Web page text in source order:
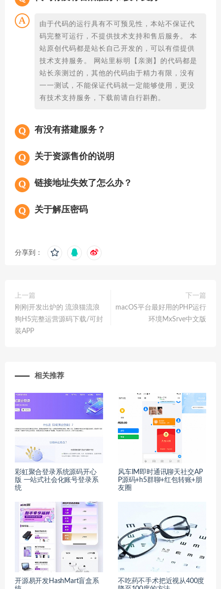
由于代码的运行具有不可预见性，本站不保证代
码完整可运行，不提供技术支持和售后服务。 本
站原创代码都是站长自己开发的，可以有偿提供
技术支持服务。 网站里标明【亲测】的代码都是
站长亲测过的，其他的代码由于精力有限，没有
一一测试，不能保证代码就一定能够使用，更没
有技术支持服务，下载前请自行斟酌。
有没有搭建服务？
关于资源售价的说明
链接地址失效了怎么办？
关于解压密码
分享到：
上一篇
刚刚开发出炉的 流浪猫流浪
狗H5完整运营源码下载/可封
装APP
下一篇
macOS平台最好用的PHP运行
环境MxSrve中文版
相关推荐
彩虹聚合登录系统源码开心
版 一站式社会化账号登录系
统
风车IM即时通讯聊天社交AP
P源码+h5群聊+红包转账+朋
友圈
开源易开发HashMart盲盒系
不吃药不手术把近视从400度